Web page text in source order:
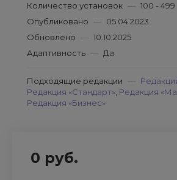
Количество установок — 100 - 499
Опубликовано — 05.04.2023
Обновлено — 10.10.2025
Адаптивность — Да
Подходящие редакции —
Редакция «Стандарт» Редакция
Редакция «Бизнес»
0 руб.